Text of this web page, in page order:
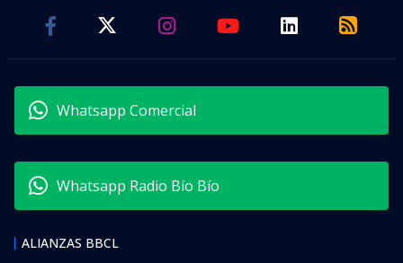
Whatsapp Comercial
Whatsapp Radio Bío Bío
ALIANZAS BBCL